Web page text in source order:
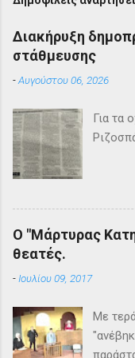
Διακήρυξη
στάθμευσης
-Αυγούστου 06, 2026
Για τα
Ο "Μάρτυρας
θεατές.
-Ιουλίου 09, 2017
Με